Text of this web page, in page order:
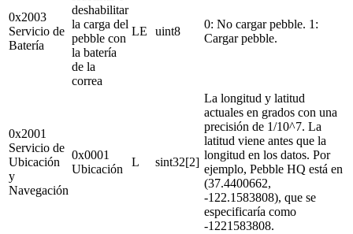
0x2003
Servicio de
Batería
deshabilitar
la carga del
pebble con
la batería
de la
correa
LE uint8
0: No cargar pebble. 1:
Cargar pebble.
0x2001
Servicio de
Ubicación
y
Navegación
0x0001
Ubicación
L sint32[2]
La longitud y latitud
actuales en grados con una
precisión de 1/10^7. La
latitud viene antes que la
longitud en los datos. Por
ejemplo, Pebble HQ está en
(37.4400662,
-122.1583808), que se
especificaría como
-1221583808.